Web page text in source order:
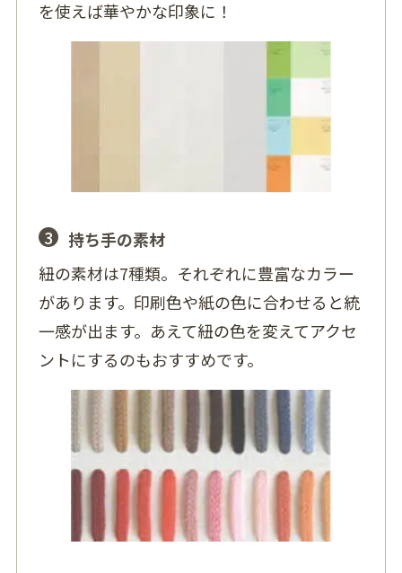
を使えば華やかな印象に！
3
持ち手の素材
紐の素材は7種類。それぞれに豊富なカラー
があります。印刷色や紙の色に合わせると統
一感が出ます。あえて紐の色を変えてアクセ
ントにするのもおすすめです。